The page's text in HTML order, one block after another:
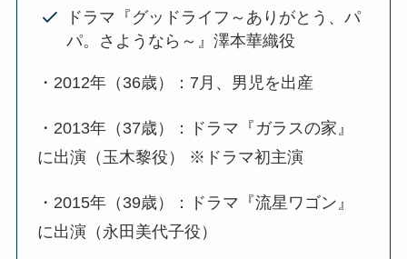
ドラマ『グッドライフ～ありがとう、パ
パ。さようなら～』澤本華織役
・2012年（36歳）：7月、男児を出産
・2013年（37歳）：ドラマ『ガラスの家』
に出演（玉木黎役） ※ドラマ初主演
・2015年（39歳）：ドラマ『流星ワゴン』
に出演（永田美代子役）